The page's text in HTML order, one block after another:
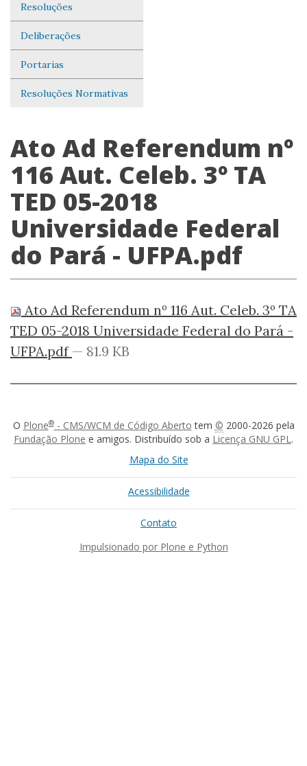
Resoluções
Deliberações
Portarias
Resoluções Normativas
Ato Ad Referendum nº
116 Aut. Celeb. 3º TA
TED 05-2018
Universidade Federal
do Pará - UFPA.pdf
Ato Ad Referendum nº 116 Aut. Celeb. 3º TA
TED 05-2018 Universidade Federal do Pará -
UFPA.pdf — 81.9 KB
O Plone®- CMS/WCM de Código Aberto tem © 2000-2026 pela
Fundação Plone e amigos. Distribuído sob a Licença GNU GPL.
Mapa do Site
Acessibilidade
Contato
Impulsionado por Plone e Python